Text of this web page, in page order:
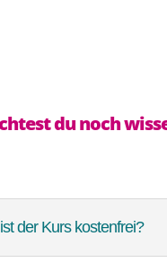
du noch
der Kurs kostenfrei?